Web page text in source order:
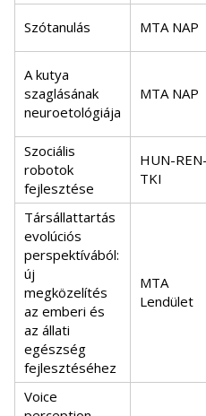
Szótanulás MTA NAP
A kutya
szaglásának
neuroetológiája
MTA NAP
Szociális
robotok
fejlesztése
HUN-REN-
TKI
Társállattartás
evolúciós
perspektívából:
új
megközelítés
az emberi és
az állati
egészség
fejlesztéséhez
MTA
Lendület
Voice